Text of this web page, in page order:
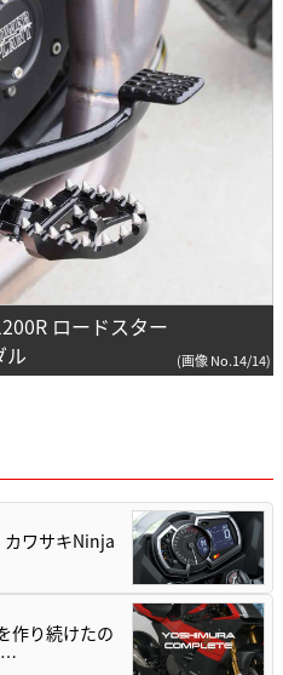
ロードスター
ル
(画像 No.14/14)
カワサキNinja
作り続けたの
…